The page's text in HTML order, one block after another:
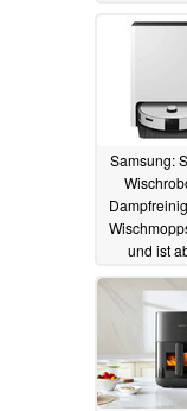
Samsung:
und ist